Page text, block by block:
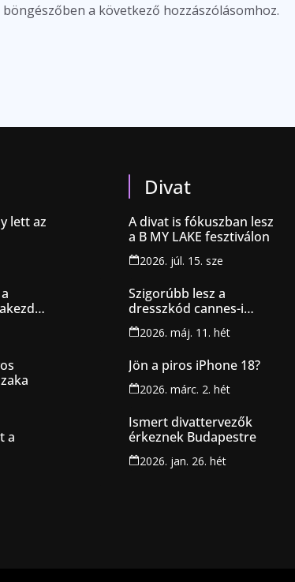
a következő hozzászólásomhoz.
lett az
a
Divat
A divat is fókuszban lesz
a B MY LAKE fesztiválon
2026. júl. 15. sze
Szigorúbb lesz a
dresszkód cannes-i
fesztiválon
2026. máj. 11. hét
Jön a piros iPhone 18?
2026. márc. 2. hét
Ismert divattervezők
érkeznek Budapestre
2026. jan. 26. hét